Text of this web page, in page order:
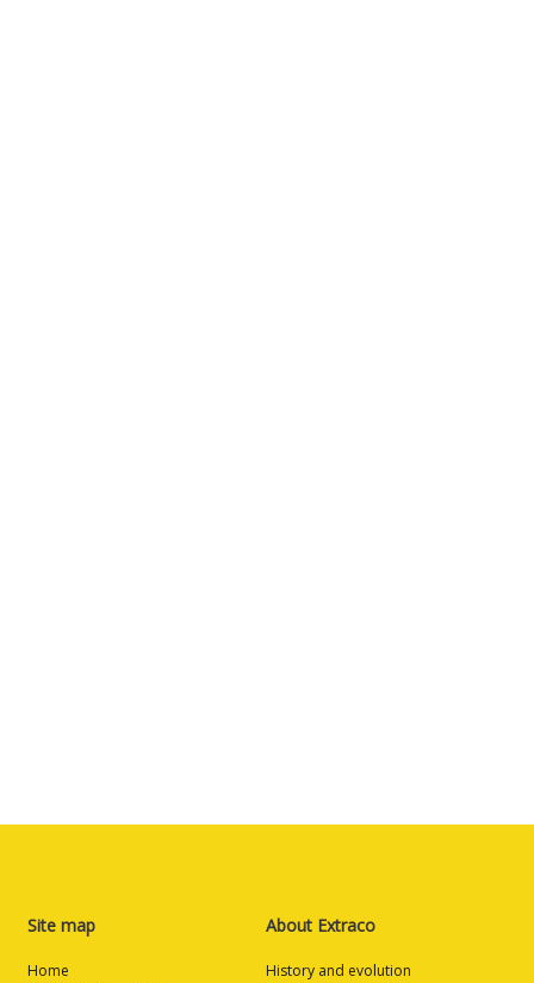
Site map
Home
About Extraco
History and evolution